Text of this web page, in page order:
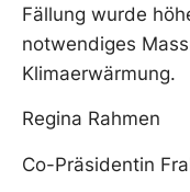
Fällung wurde
notwendiges
Klimaerwärmung.
Regina Rahmen
Co-Präsidentin